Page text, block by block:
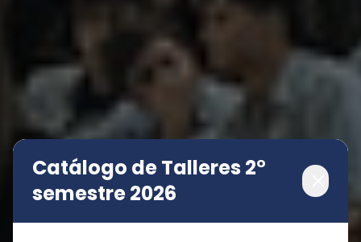
Catálogo de Talleres 2°
semestre 2026